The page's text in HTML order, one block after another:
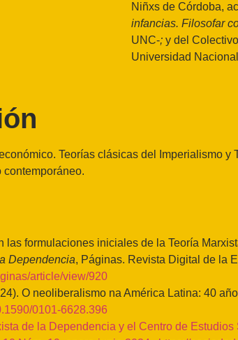
Niñxs de Córdoba,
infancias. Filosofar
UNC-; y del
Universidad
Teorías clásicas del Imperialismo y
las formulaciones iniciales de la Teoría
Dependencia, Páginas. Revista Digital de la
article/view/920
neoliberalismo na América Latina: 40
0101-6628.396
de la Dependencia y el Centro de